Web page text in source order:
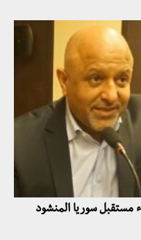
مستقبل سوريا المنشود